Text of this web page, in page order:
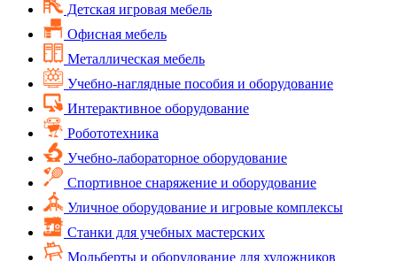
Детская игровая мебель
Офисная мебель
Металлическая мебель
Учебно-наглядные пособия и оборудование
Интерактивное оборудование
Робототехника
Учебно-лабораторное оборудование
Спортивное снаряжение и оборудование
Уличное оборудование и игровые комплексы
Cтанки для учебных мастерских
Мольберты и оборудование для художников